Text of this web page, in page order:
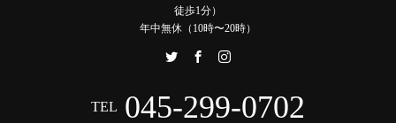
徒歩1分）
年中無休（10時〜20時）
TEL 045-299-0702